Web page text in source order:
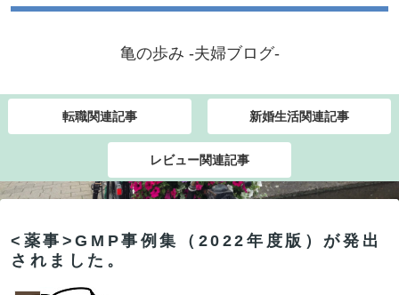
亀の歩み -夫婦ブログ-
転職関連記事 新婚生活関連記事
レビュー関連記事
<薬事>GMP事例集（2022年度版）が発出
されました。